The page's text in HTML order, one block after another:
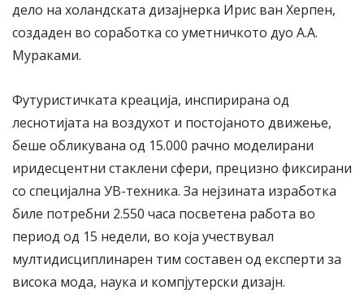
дело на холандската дизајнерка Ирис ван Херпен,
создаден во соработка со уметничкото дуо А.А.
Мураками.
Футуристичката креација, инспирирана од
леснотијата на воздухот и постојаното движење,
беше обликувана од 15.000 рачно моделирани
иридесцентни стаклени сфери, прецизно фиксирани
со специјална УВ-техника. За нејзината изработка
биле потребни 2.550 часа посветена работа во
период од 15 недели, во која учествувал
мултидисциплинарен тим составен од експерти за
висока мода, наука и компјутерски дизајн.